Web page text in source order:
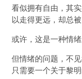
看似拥有自由，其
以走得更远，却总被
或许，这是一种情绪
但情绪的问题，不
只需要一个关于黎明